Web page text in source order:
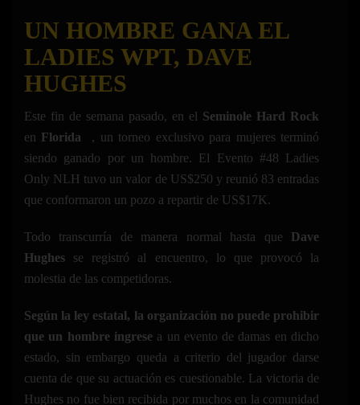
UN HOMBRE GANA EL
LADIES WPT, DAVE
HUGHES
Este fin de semana pasado, en el Seminole Hard Rock
en Florida , un torneo exclusivo para mujeres terminó
siendo ganado por un hombre. El Evento #48 Ladies
Only NLH tuvo un valor de US$250 y reunió 83 entradas
que conformaron un pozo a repartir de US$17K.
Todo transcurría de manera normal hasta que Dave
Hughes se registró al encuentro, lo que provocó la
molestia de las competidoras.
Según la ley estatal, la organización no puede prohibir
que un hombre ingresea un evento de damas en dicho
estado, sin embargo queda a criterio del jugador darse
cuenta de que su actuación es cuestionable. La victoria de
Hughes no fue bien recibida por muchos en la comunidad